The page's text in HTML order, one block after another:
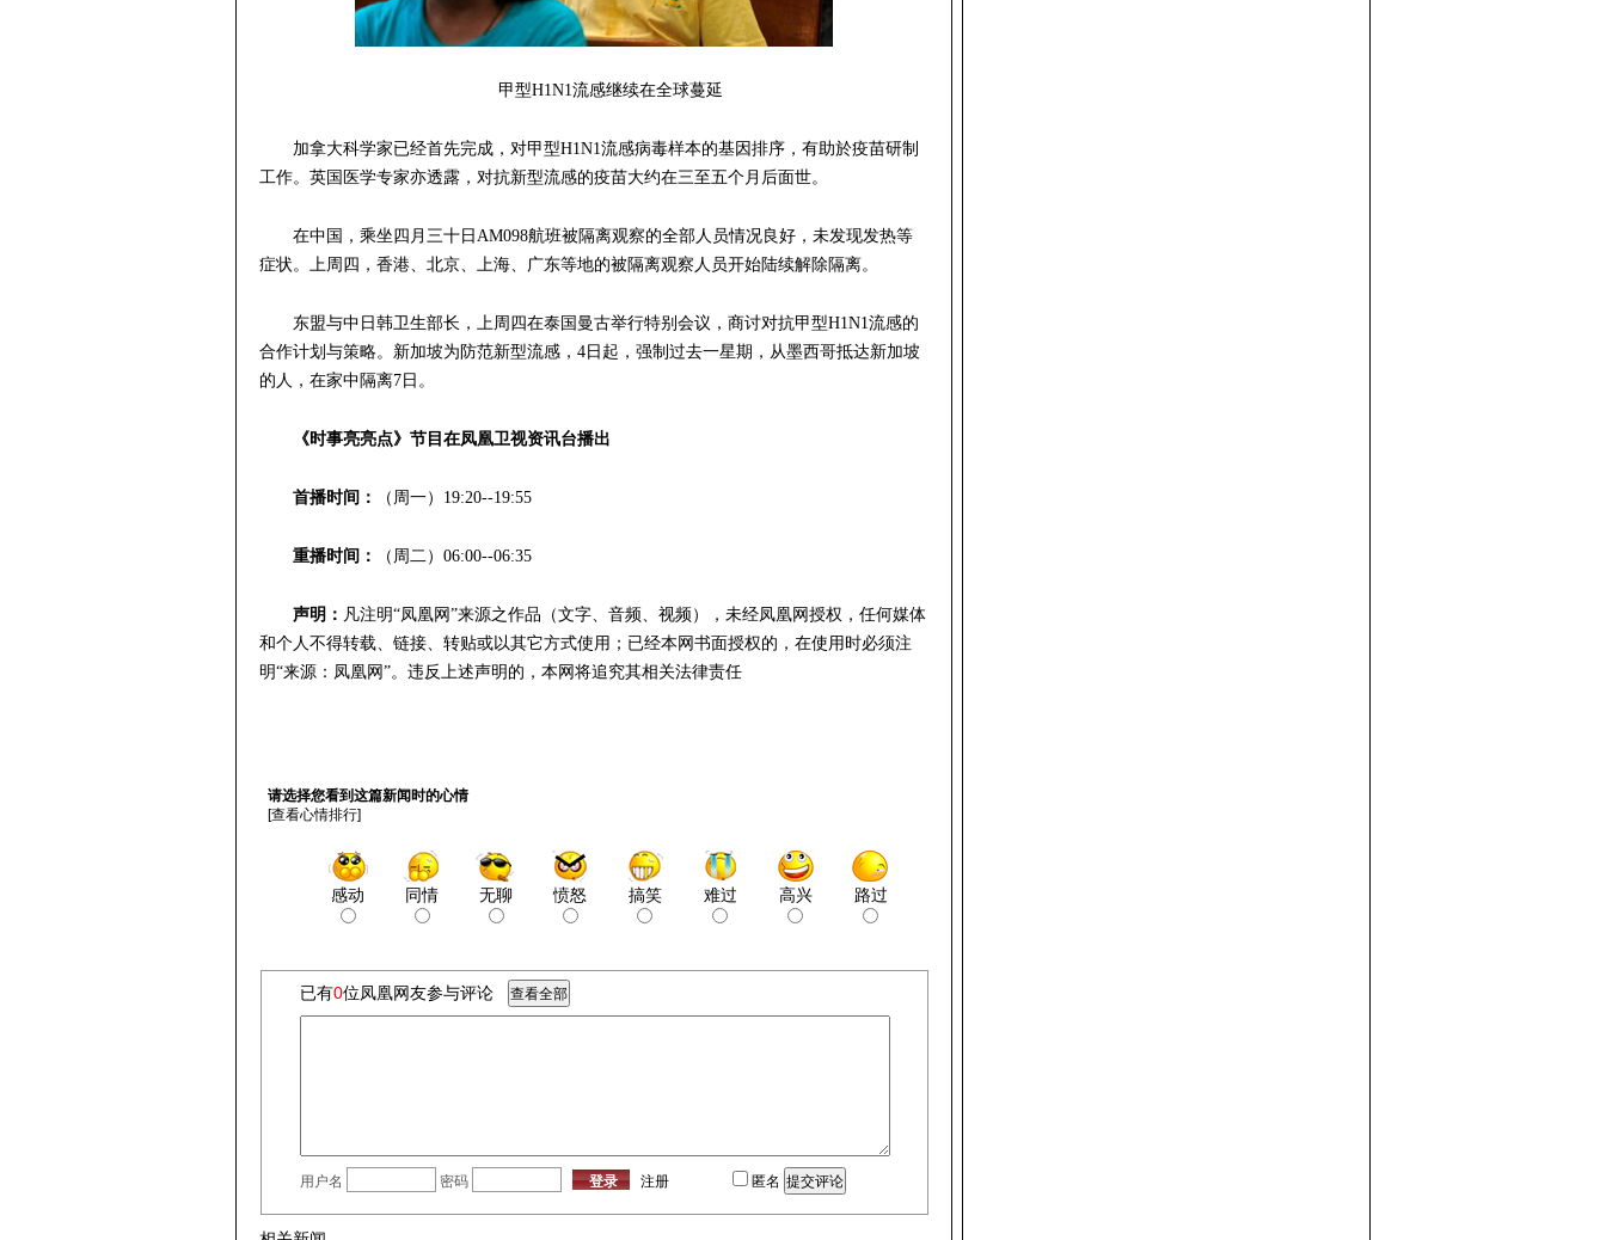
甲型H1N1流感继续在全球蔓延
加拿大科学家已经首先完成，对甲型H1N1流感病毒样本的基因排序，有助於疫苗研制
工作。英国医学专家亦透露，对抗新型流感的疫苗大约在三至五个月后面世。
在中国，乘坐四月三十日AM098航班被隔离观察的全部人员情况良好，未发现发热等
症状。上周四，香港、北京、上海、广东等地的被隔离观察人员开始陆续解除隔离。
东盟与中日韩卫生部长，上周四在泰国曼古举行特别会议，商讨对抗甲型H1N1流感的
合作计划与策略。新加坡为防范新型流感，4日起，强制过去一星期，从墨西哥抵达新加坡
的人，在家中隔离7日。
《时事亮亮点》节目在凤凰卫视资讯台播出
首播时间： （周一）19:20--19:55
重播时间： （周二）06:00--06:35
声明： 凡注明“凤凰网”来源之作品（文字、音频、视频），未经凤凰网授权，任何媒体
和个人不得转载、链接、转贴或以其它方式使用；已经本网书面授权的，在使用时必须注
明“来源：凤凰网”。违反上述声明的，本网将追究其相关法律责任
请选择您看到这篇新闻时的心情
[查看心情排行]
感动 同情 无聊 愤怒 搞笑 难过 高兴 路过
已有0位凤凰网友参与评论
匿名
用户名 密码 注册